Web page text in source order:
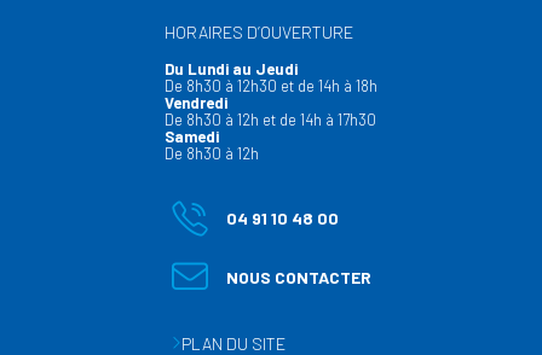
HORAIRES D’OUVERTURE
Du Lundi au Jeudi
De 8h30 à 12h30 et de 14h à 18h
Vendredi
De 8h30 à 12h et de 14h à 17h30
Samedi
De 8h30 à 12h
04 91 10 48 00
NOUS CONTACTER
PLAN DU SITE